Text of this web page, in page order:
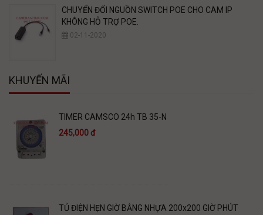
CHUYỂN ĐỔI NGUỒN SWITCH POE CHO CAM IP
KHÔNG HỖ TRỢ POE.
02-11-2020
KHUYẾN MÃI
TIMER CAMSCO 24h TB 35-N
245,000 đ
TỦ ĐIỆN HẸN GIỜ BẰNG NHỰA 200x200 GIỜ PHÚT